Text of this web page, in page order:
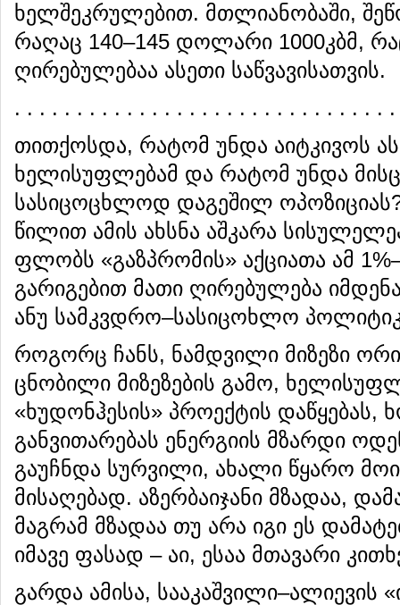
ხელშეკრულებით. მთლიანობაში,
რაღაც 140–145 დოლარი 1000კბმ,
ღირებულებაა ასეთი საწვავისათვის.
. . . . . . . . . . . . . . . . . . . . . . . . . . . . . .
თითქოსდა, რატომ უნდა აიტკივოს
ხელისუფლებამ და რატომ უნდა
სასიცოცხლოდ დაგეშილ ოპოზიციას?
წილით ამის ახსნა აშკარა
ფლობს «გაზპრომის» აქციათა ამ
გარიგებით მათი ღირებულება
ანუ სამკვდრო–სასიცოხლო
როგორც ჩანს, ნამდვილი მიზეზი
ცნობილი მიზეზების გამო,
«ხუდონჰესის» პროექტის
განვითარებას ენერგიის მზარდი
გაუჩნდა სურვილი, ახალი წყარო
მისაღებად. აზერბაიჯანი მზადაა,
მაგრამ მზადაა თუ არა იგი ეს
იმავე ფასად – აი, ესაა მთავარი
გარდა ამისა, სააკაშვილი–ალიევის